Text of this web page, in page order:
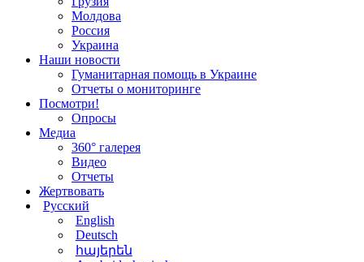
Молдова
Россия
Украина
Наши новости
Гуманитарная помощь в Украине
Отчеты о мониторинге
Посмотри!
Опросы
Медиа
360° галерея
Видео
Отчеты
Жертвовать
Русский
English
Deutsch
հայերեն